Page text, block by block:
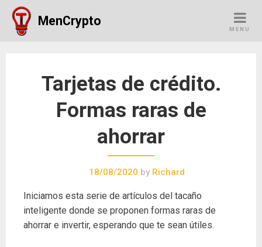
Skip
content
MenCrypto
MENU
Tarjetas de crédito.
Formas raras de
ahorrar
18/08/2020 by Richard
Iniciamos esta serie de artículos del tacaño
inteligente donde se proponen formas raras de
ahorrar e invertir, esperando que te sean útiles.